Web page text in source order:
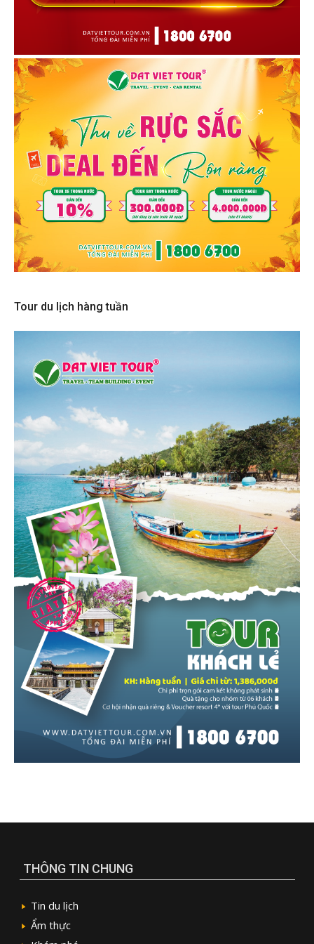
Tour du lịch hàng tuần
THÔNG TIN CHUNG
Tin du lịch
Ẩm thực